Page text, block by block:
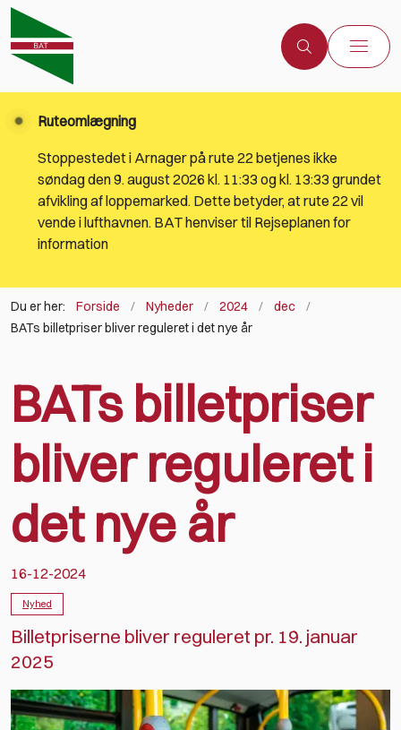
Ruteomlægning
Stoppestedet i Arnager på rute 22 betjenes ikke
søndag den 9. august 2026 kl. 11:33 og kl. 13:33 grundet
afvikling af loppemarked. Dette betyder, at rute 22 vil
vende i lufthavnen. BAT henviser til Rejseplanen for
information
Du er her: Forside Nyheder 2024
dec
BATs billetpriser bliver reguleret i det nye år
BATs billetpriser
bliver reguleret i
det nye år
16-12-2024
Nyhed
Billetpriserne bliver reguleret pr. 19. januar
2025